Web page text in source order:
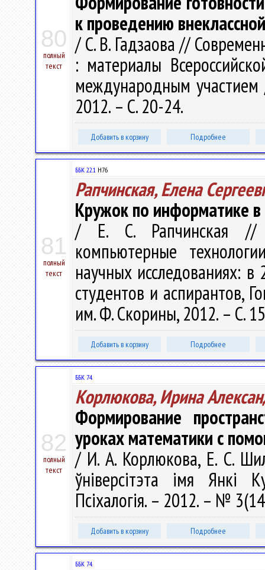
80
полный
текст
к проведению
/ С. В. Гадзаова //
: материалы
международным
2012. – С. 20-24.
Добавить в корзину Подробнее
81
полный
текст
ББК 22.1 Н76
Рапчинская, Елена
Кружок по информатике в
/ Е. С. Рапчинская //
компьютерные
научных исследованиях:
студентов и аспирантов,
им. Ф. Скорины, 2012. – С.
Добавить в корзину Подробнее
82
полный
текст
ББК 74.
Корлюкова, Ирина
Формирование
уроках математики с
/ И. А. Корлюкова, Е. С.
ўніверсітэта імя Янкі
Псіхалогія. – 2012. – №
Добавить в корзину Подробнее
ББК 74.